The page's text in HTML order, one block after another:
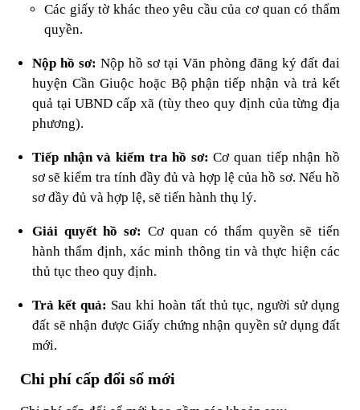
Các giấy tờ khác theo yêu cầu của cơ quan có thẩm
quyền.
Nộp hồ sơ: Nộp hồ sơ tại Văn phòng đăng ký đất đai
huyện Cần Giuộc hoặc Bộ phận tiếp nhận và trả kết
quả tại UBND cấp xã (tùy theo quy định của từng địa
phương).
Tiếp nhận và kiểm tra hồ sơ: Cơ quan tiếp nhận hồ
sơ sẽ kiểm tra tính đầy đủ và hợp lệ của hồ sơ. Nếu hồ
sơ đầy đủ và hợp lệ, sẽ tiến hành thụ lý.
Giải quyết hồ sơ: Cơ quan có thẩm quyền sẽ tiến
hành thẩm định, xác minh thông tin và thực hiện các
thủ tục theo quy định.
Trả kết quả: Sau khi hoàn tất thủ tục, người sử dụng
đất sẽ nhận được Giấy chứng nhận quyền sử dụng đất
mới.
Chi phí cấp đổi sổ mới